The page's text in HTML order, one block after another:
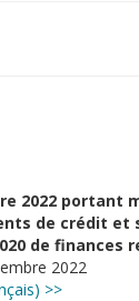
2022 portant
de crédit et
de finances
2022
>>